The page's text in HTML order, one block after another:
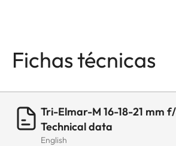
Fichas técnicas
Tri-Elmar-M 16-18-21 mm
Technical data
English